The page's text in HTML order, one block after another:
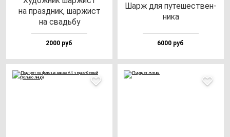
на праз­дник, шар­жист
на свадь­бу
2000 руб
Шарж для пу­те­шес­твен­
ни­ка
6000 руб